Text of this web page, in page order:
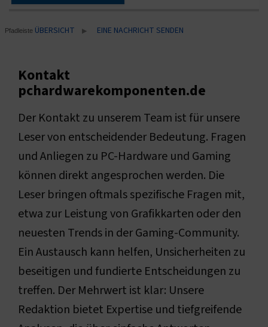
Pfadleiste ÜBERSICHT ▶ EINE NACHRICHT SENDEN
Kontakt
pchardwarekomponenten.de
Der Kontakt zu unserem Team ist für unsere
Leser von entscheidender Bedeutung. Fragen
und Anliegen zu PC-Hardware und Gaming
können direkt angesprochen werden. Die
Leser bringen oftmals spezifische Fragen mit,
etwa zur Leistung von Grafikkarten oder den
neuesten Trends in der Gaming-Community.
Ein Austausch kann helfen, Unsicherheiten zu
beseitigen und fundierte Entscheidungen zu
treffen. Der Mehrwert ist klar: Unsere
Redaktion bietet Expertise und tiefgreifende